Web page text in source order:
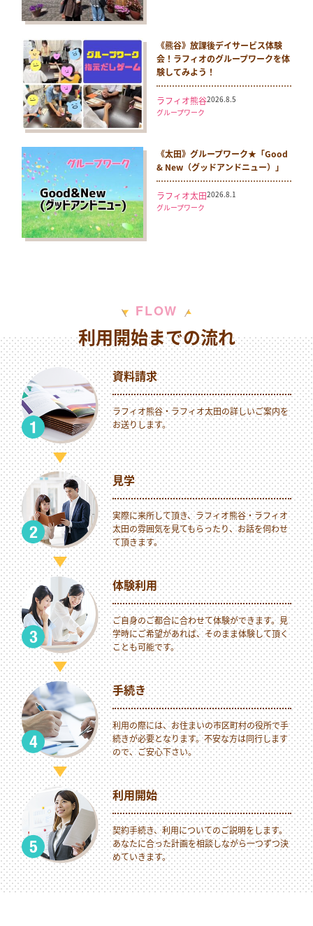
《熊谷》放課後デイサービス体験
会！ラフィオのグループワークを体
験してみよう！
ラフィオ熊谷2026.8.5
グループワーク
《太田》グループワーク★「Good
& New（グッドアンドニュー）」
ラフィオ太田2026.8.1
グループワーク
FLOW
利用開始までの流れ
資料請求
ラフィオ熊谷・ラフィオ太田の詳しいご案内を
お送りします。
見学
実際に来所して頂き、ラフィオ熊谷・ラフィオ
太田の雰囲気を見てもらったり、お話を伺わせ
て頂きます。
体験利用
ご自身のご都合に合わせて体験ができます。見
学時にご希望があれば、そのまま体験して頂く
ことも可能です。
手続き
利用の際には、お住まいの市区町村の役所で手
続きが必要となります。不安な方は同行します
ので、ご安心下さい。
利用開始
契約手続き、利用についてのご説明をします。
あなたに合った計画を相談しながら一つずつ決
めていきます。